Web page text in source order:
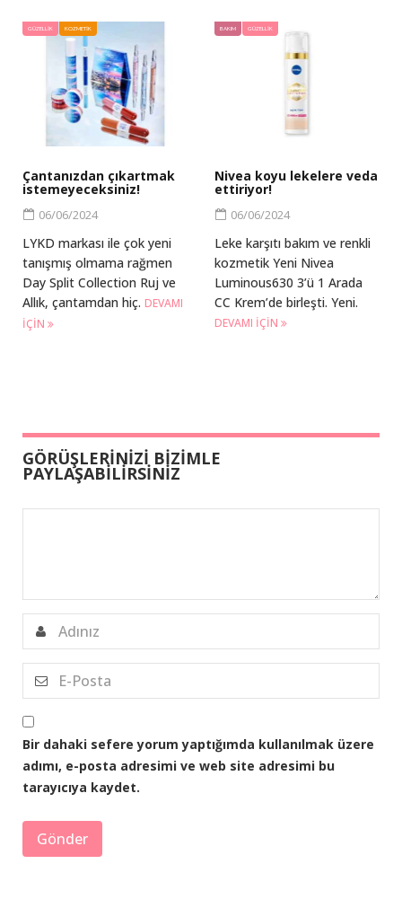
GÜZELLIK KOZMETIK
Çantanızdan çıkartmak
istemeyeceksiniz!
06/06/2024
LYKD markası ile çok yeni
tanışmış olmama rağmen
Day Split Collection Ruj ve
Allık, çantamdan hiç. DEVAMI
IÇIN
BAKIM GÜZELLIK
Nivea koyu lekelere veda
ettiriyor!
06/06/2024
Leke karşıtı bakım ve renkli
kozmetik Yeni Nivea
Luminous630 3’ü 1 Arada
CC Krem’de birleşti. Yeni.
DEVAMI IÇIN
GÖRÜŞLERİNİZİ BİZİMLE
PAYLAŞABİLİRSİNİZ
Bir dahaki sefere yorum yaptığımda kullanılmak üzere
adımı, e-posta adresimi ve web site adresimi bu
tarayıcıya kaydet.